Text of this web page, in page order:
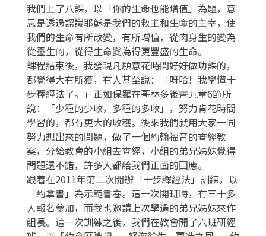
我們上了八課，以「你的生命也能增值」為題，意
思是透過認識耶穌是我們的救主和生命的主宰，使
我們的生命有所改變，有所增值，從肉身生的變為
從靈生的，從得生命變為得更豐盛的生命。
課程結束後，我發現凡願意花時間好好做功課的，
都覺得大有所獲，有人甚至說：「呀哈！我學懂十
步釋經法了。」正如保羅在哥林多後書九章6節所
說：「少種的少收，多種的多收」，努力肯花時間
學習的，都有更大的收穫。後來我們就用大家一同
努力想出來的問題，做了一個約翰福音的查經教
案，分給教會的小組去查經，小組的弟兄姊妹覺得
問題還不錯，許多人都給我們正面的回應。
跟着在2011年第二次開辦「十步釋經法」訓練，以
「約拿書」為示範書卷。這一次開班時，有三十多
人報名參加，而我也邀請上次學過的弟兄姊妹來作
組長。這一次訓練之後，我們在教會開了六班研經